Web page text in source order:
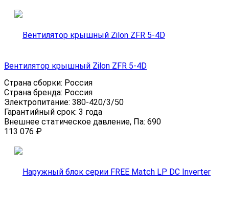
Вентилятор крышный Zilon ZFR 5-4D
Страна сборки: Россия
Страна бренда: Россия
Электропитание: 380-420/3/50
Гарантийный срок: 3 года
Внешнее статическое давление, Па: 690
113 076 ₽